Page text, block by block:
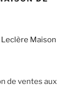
Maison
de ventes aux